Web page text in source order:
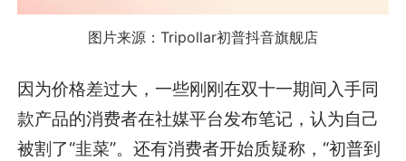
图片来源：Tripollar初普抖音旗舰店
因为价格差过大，一些刚刚在双十一期间入手同
款产品的消费者在社媒平台发布笔记，认为自己
被割了“韭菜”。还有消费者开始质疑称，“初普到